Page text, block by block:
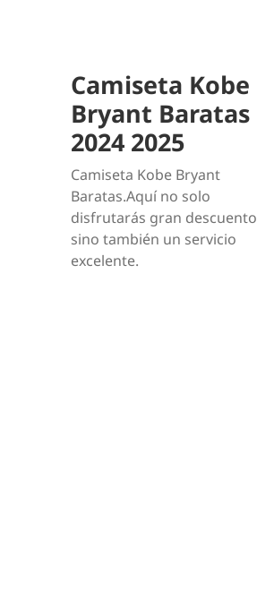
Camiseta Kobe
Bryant Baratas
2024 2025
Camiseta Kobe Bryant
Baratas.Aquí no solo
disfrutarás gran descuento
sino también un servicio
excelente.